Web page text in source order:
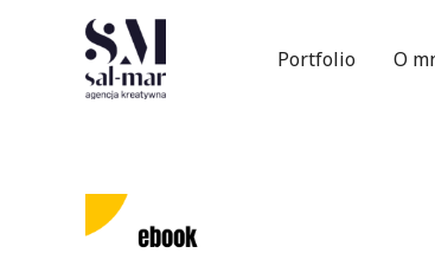
Portfolio O